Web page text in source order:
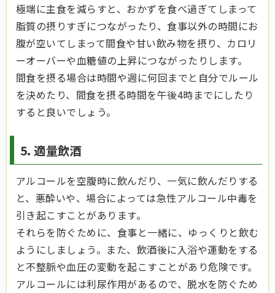
極端に主食を減らすと、おかずを食べ過ぎてしまって
脂質の摂りすぎにつながったり、食事以外の時間にお
腹が空いてしまって間食や甘い飲み物を摂り、カロリ
ーオーバーや血糖値の上昇につながったりします。
間食を摂る場合は時間や週に何回までと自分でルール
を決めたり、間食を摂る時間を午後4時までにしたり
すると良いでしょう。
5. 適量飲酒
アルコールを空腹時に飲んだり、一気に飲んだりする
と、悪酔いや、場合によっては急性アルコール中毒を
引き起こすことがあります。
それらを防ぐために、食事と一緒に、ゆっくりと飲む
ようにしましょう。また、飲酒後に入浴や運動をする
と不整脈や血圧の変動を起こすことがあり危険です。
アルコールには利尿作用があるので、脱水を防ぐため